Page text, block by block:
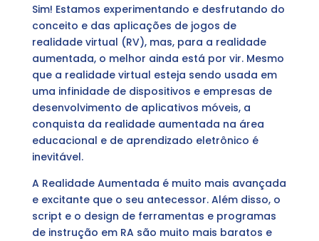
Sim! Estamos experimentando e desfrutando do
conceito e das aplicações de jogos de
realidade virtual (RV), mas, para a realidade
aumentada, o melhor ainda está por vir. Mesmo
que a realidade virtual esteja sendo usada em
uma infinidade de dispositivos e empresas de
desenvolvimento de aplicativos móveis, a
conquista da realidade aumentada na área
educacional e de aprendizado eletrônico é
inevitável.
A Realidade Aumentada é muito mais avançada
e excitante que o seu antecessor. Além disso, o
script e o design de ferramentas e programas
de instrução em RA são muito mais baratos e